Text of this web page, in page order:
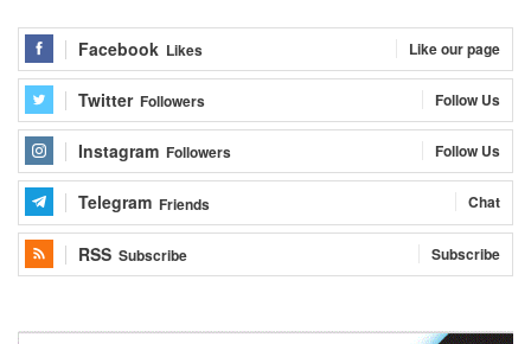
Facebook Likes Like our page
Twitter Followers Follow Us
Instagram Followers Follow Us
Telegram Friends Chat
RSS Subscribe Subscribe